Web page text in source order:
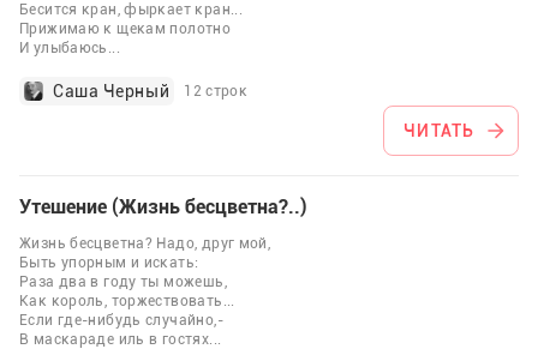
Бесится кран, фыркает кран...
Прижимаю к щекам полотно
И улыбаюсь ...
Саша Черный 12 строк
ЧИТАТЬ
Утешение (Жизнь бесцветна?..)
Жизнь бесцветна? Надо, друг мой,
Быть упорным и искать:
Раза два в году ты можешь,
Как король, торжествовать...
Если где-нибудь случайно,-
В маскараде иль в гостях...